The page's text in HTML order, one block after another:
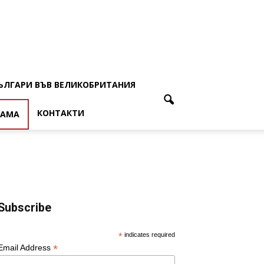
ВЪВ ВЕЛИКОБРИТАНИЯ
КОНТАКТИ
* indicates required
Address *